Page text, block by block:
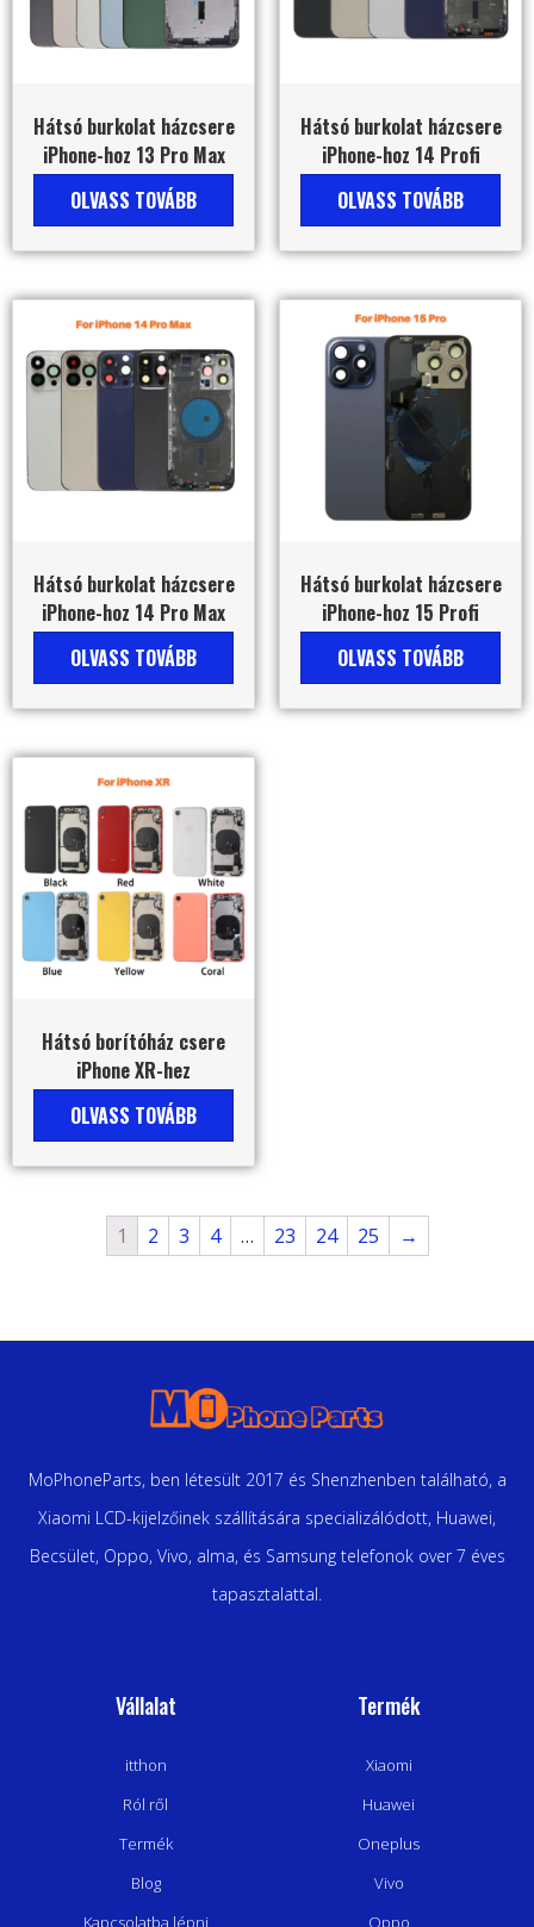
Hátsó burkolat házcsere
iPhone-hoz 13 Pro Max
OLVASS TOVÁBB
Hátsó burkolat házcsere
iPhone-hoz 14 Profi
OLVASS TOVÁBB
Hátsó burkolat házcsere
iPhone-hoz 14 Pro Max
OLVASS TOVÁBB
Hátsó burkolat házcsere
iPhone-hoz 15 Profi
OLVASS TOVÁBB
Hátsó borítóház csere
iPhone XR-hez
OLVASS TOVÁBB
1 2 3 4 … 23 24 25 →
MoPhoneParts, ben létesült 2017 és Shenzhenben található, a
Xiaomi LCD-kijelzőinek szállítására specializálódott, Huawei,
Becsület, Oppo, Vivo, alma, és Samsung telefonok over 7 éves
tapasztalattal.
Vállalat
itthon
Ról ről
Termék
Blog
Kapcsolatba lépni
Termék
Xiaomi
Huawei
Oneplus
Vivo
Oppo